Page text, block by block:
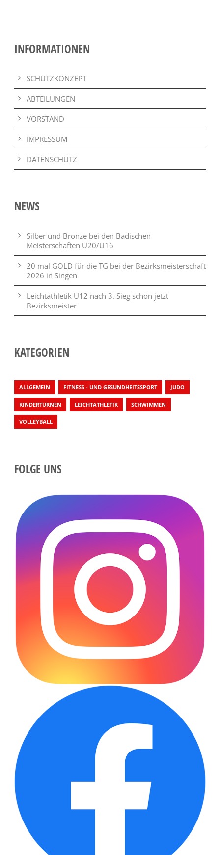
INFORMATIONEN
SCHUTZKONZEPT
ABTEILUNGEN
VORSTAND
IMPRESSUM
DATENSCHUTZ
NEWS
Silber und Bronze bei den Badischen
Meisterschaften U20/U16
20 mal GOLD für die TG bei der Bezirksmeisterschaft
2026 in Singen
Leichtathletik U12 nach 3. Sieg schon jetzt
Bezirksmeister
KATEGORIEN
ALLGEMEIN FITNESS - UND GESUNDHEITSSPORT JUDO
KINDERTURNEN LEICHTATHLETIK SCHWIMMEN
VOLLEYBALL
FOLGE UNS